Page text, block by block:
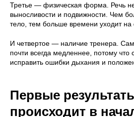
Третье — физическая форма. Речь
выносливости и подвижности. Чем
тело, тем больше времени уходит на
И четвертое — наличие тренера.
почти всегда медленнее, потому что
исправить ошибки дыхания и
Первые
происходит в